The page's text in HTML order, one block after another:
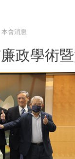
本會消息
政學術